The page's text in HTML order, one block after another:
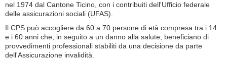
nel 1974 dal Cantone Ticino, con i contribuiti dell'Ufficio federale
delle assicurazioni sociali (UFAS).
Il CPS può accogliere da 60 a 70 persone di età compresa tra i 14
e i 60 anni che, in seguito a un danno alla salute, beneficiano di
provvedimenti professionali stabiliti da una decisione da parte
dell'Assicurazione invalidità.